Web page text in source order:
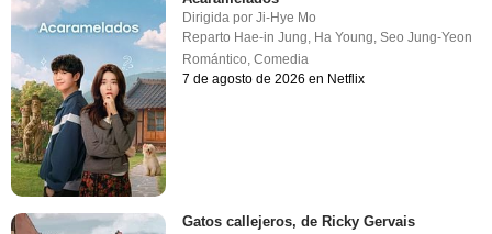
Dirigida porJi-Hye Mo
Reparto Hae-in Jung, Ha Young,Seo Jung-Yeon
Romántico,Comedia
7 de agosto de 2026 en Netflix
Gatos callejeros, de Ricky Gervais